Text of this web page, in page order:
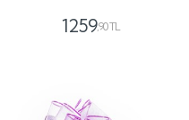
1259,90 TL